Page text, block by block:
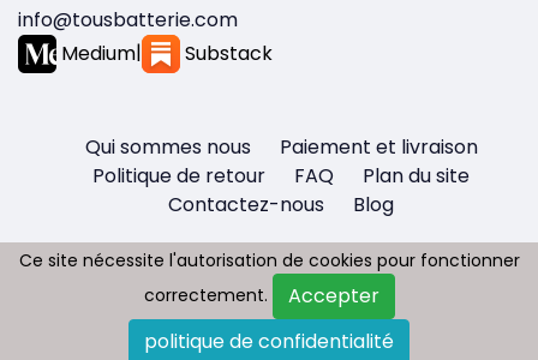
info@tousbatterie.com
Medium| Substack
Qui sommes nous
Paiement et livraison
Politique de retour
FAQ
Plan du site
Contactez-nous
Blog
Copyright © 2026 - Tous droit réservés
Tousbatterie.com
Ce site nécessite l'autorisation de cookies pour fonctionner
correctement.
Accepter
politique de confidentialité
Ce site nécessite l'autorisation de cookies pour fonctionner
correctement.
Accepter
politique de confidentialité